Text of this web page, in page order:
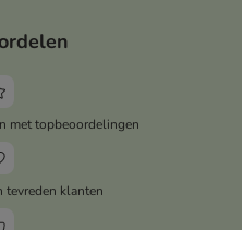
met topbeoordelingen
tevreden klanten